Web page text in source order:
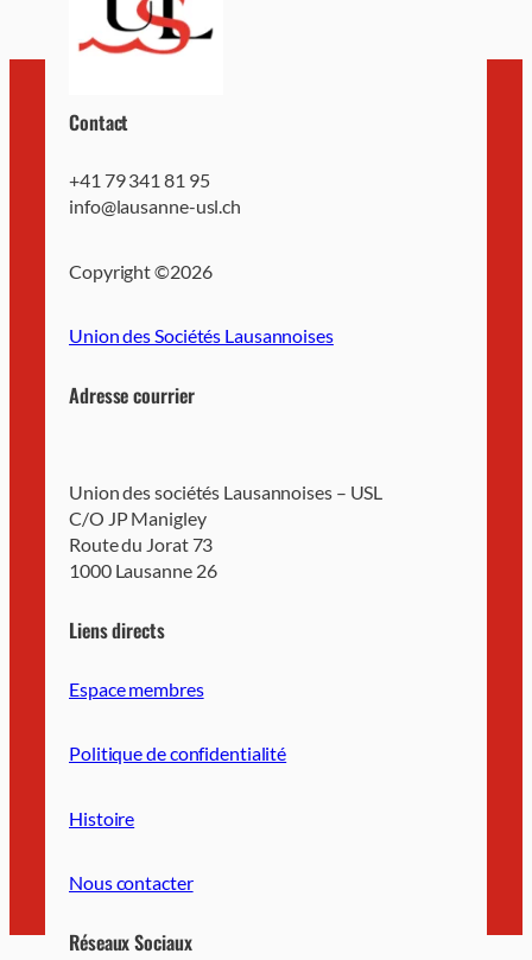
Contact
+41 79 341 81 95
info@lausanne-usl.ch
Copyright ©2026
Union des Sociétés Lausannoises
Adresse courrier
Union des sociétés Lausannoises – USL
C/O JP Manigley
Route du Jorat 73
1000 Lausanne 26
Liens directs
Espace membres
Politique de confidentialité
Histoire
Nous contacter
Réseaux Sociaux